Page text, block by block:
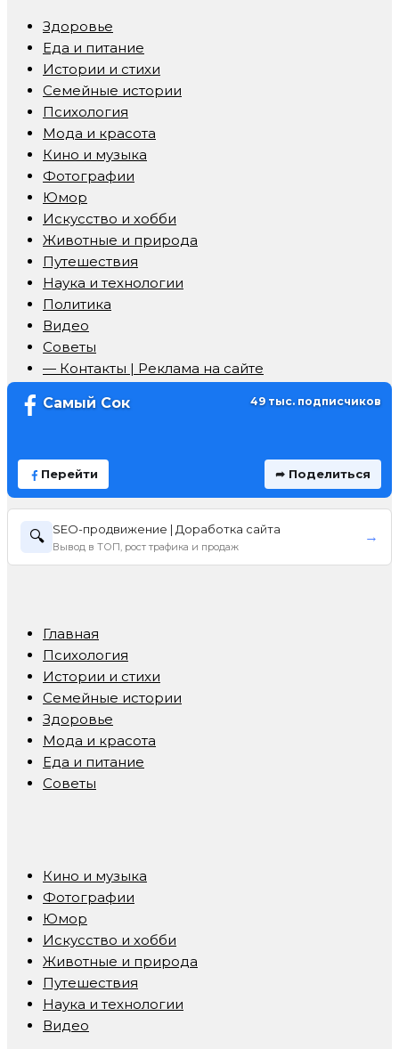
Здоровье
Еда и питание
Истории и стихи
Семейные истории
Психология
Мода и красота
Кино и музыка
Фотографии
Юмор
Искусство и хобби
Животные и природа
Путешествия
Наука и технологии
Политика
Видео
Советы
— Контакты | Реклама на сайте
Самый Сок 49 тыс. подписчиков
Перейти ➦ Поделиться
🔍 SEO-продвижение | Доработка сайта
Вывод в ТОП, рост трафика и продаж
→
Главная
Психология
Истории и стихи
Семейные истории
Здоровье
Мода и красота
Еда и питание
Советы
Кино и музыка
Фотографии
Юмор
Искусство и хобби
Животные и природа
Путешествия
Наука и технологии
Видео